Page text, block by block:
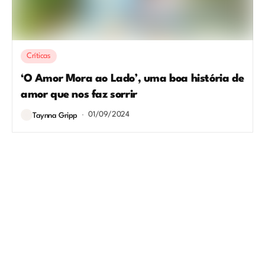
Críticas
‘O Amor Mora ao Lado’, uma boa história de
amor que nos faz sorrir
Taynna Gripp 01/09/2024